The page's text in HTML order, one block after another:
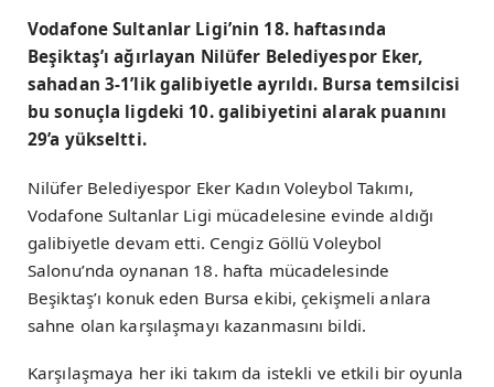
Vodafone Sultanlar Ligi’nin 18. haftasında
Beşiktaş’ı ağırlayan Nilüfer Belediyespor Eker,
sahadan 3-1’lik galibiyetle ayrıldı. Bursa temsilcisi
bu sonuçla ligdeki 10. galibiyetini alarak puanını
29’a yükseltti.
Nilüfer Belediyespor Eker Kadın Voleybol Takımı,
Vodafone Sultanlar Ligi mücadelesine evinde aldığı
galibiyetle devam etti. Cengiz Göllü Voleybol
Salonu’nda oynanan 18. hafta mücadelesinde
Beşiktaş’ı konuk eden Bursa ekibi, çekişmeli anlara
sahne olan karşılaşmayı kazanmasını bildi.
Karşılaşmaya her iki takım da istekli ve etkili bir oyunla